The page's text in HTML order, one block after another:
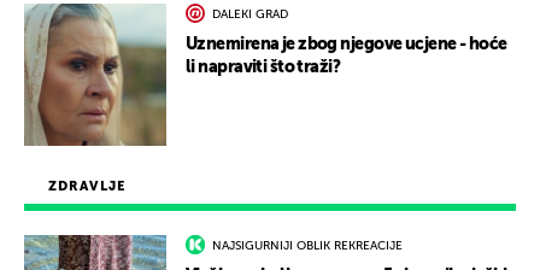
ZDRAVLJE
NAJSIGURNIJI OBLIK REKREACIJE
DALEKI GRAD
Uznemirena je zbog njegove ucjene - hoće
li napraviti što traži?